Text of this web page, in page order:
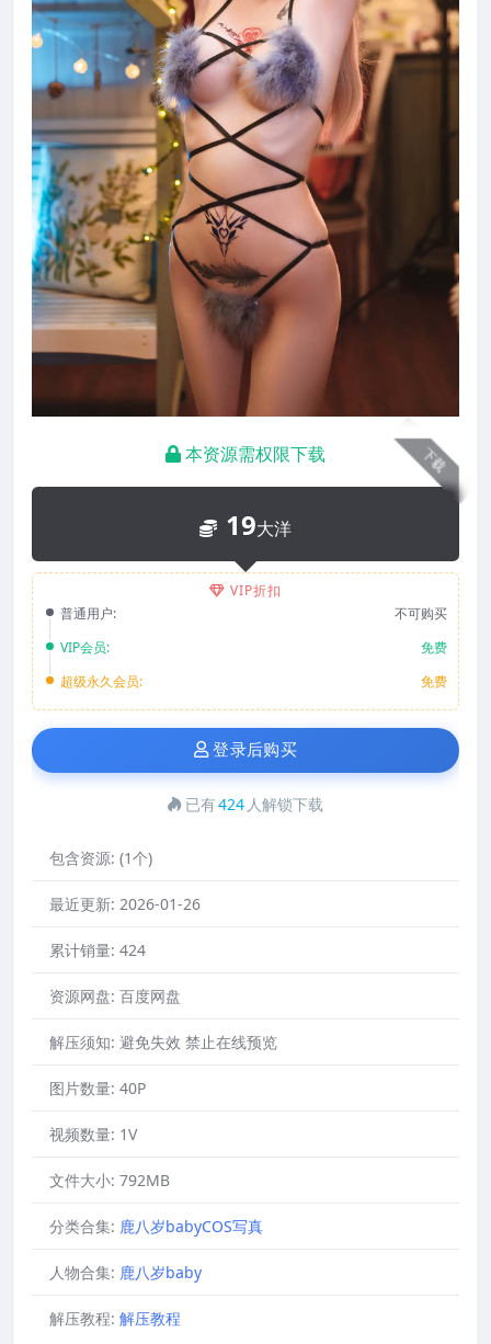
下载
本资源需权限下载
19大洋
VIP折扣
普通用户:
不可购买
VIP会员:
免费
超级永久会员:
免费
登录后购买
已有424 人解锁下载
包含资源: (1个)
最近更新: 2026-01-26
累计销量: 424
资源网盘: 百度网盘
解压须知: 避免失效 禁止在线预览
图片数量: 40P
视频数量: 1V
文件大小: 792MB
分类合集: 鹿八岁babyCOS写真
人物合集: 鹿八岁baby
解压教程: 解压教程